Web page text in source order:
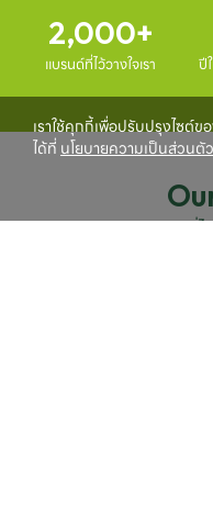
2,000
แบรนด์ที่ไว้วางใจเรา ปี
แบรนด์ที่ไ
เราใช้คุกกี้เพื่อปรับปรุงไซต์
ได้ที่ นโยบายความเป็นส่วนตัว